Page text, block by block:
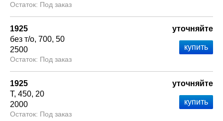
Под заказ
1925
без т/о 700 50
2500
Под заказ
уточняйте
1925
Т 450 20
2000
Под заказ
уточняйте